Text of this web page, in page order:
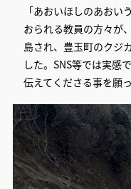
「あおいほしのあお
おられる教員の方々が
島され、豊玉町のクジ
した。SNS等では実感
伝えてくださる事を願っ